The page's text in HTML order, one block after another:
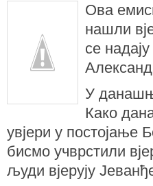
Ова
нашли
се
У
Како
увјери у
бисмо учврстили
људи вјерују